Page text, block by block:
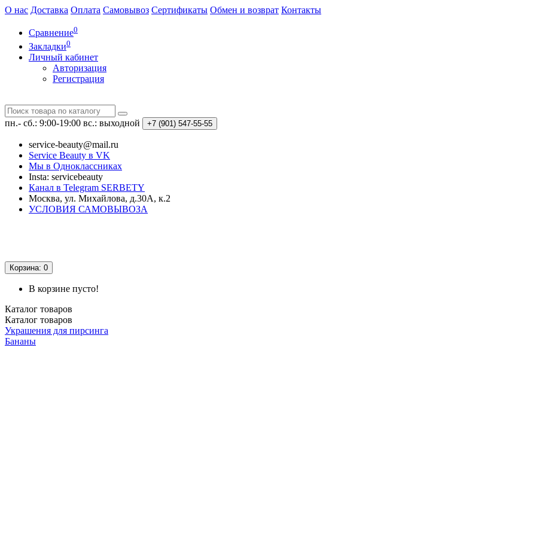
О нас Доставка Оплата Самовывоз Сертификаты Обмен и возврат Контакты
Сравнение0
Закладки0
Личный кабинет
Авторизация
Регистрация
пн.- сб.: 9:00-19:00 вс.: выходной +7 (901) 547-55-55
service-beauty@mail.ru
Service Beauty в VK
Мы в Одноклассниках
Insta: servicebeauty
Канал в Telegram SERBETY
Москва, ул. Михайлова, д.30А, к.2
УСЛОВИЯ САМОВЫВОЗА
Корзина: 0
В корзине пусто!
Каталог товаров
Каталог товаров
Украшения для пирсинга
Бананы